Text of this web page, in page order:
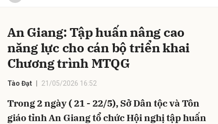
An Giang: Tập huấn nâng cao
năng lực cho cán bộ triển khai
Chương trình MTQG
Tào Đạt 21/05/2026 16:52
Trong 2 ngày ( 21 - 22/5), Sở Dân tộc và Tôn
giáo tỉnh An Giang tổ chức Hội nghị tập huấn